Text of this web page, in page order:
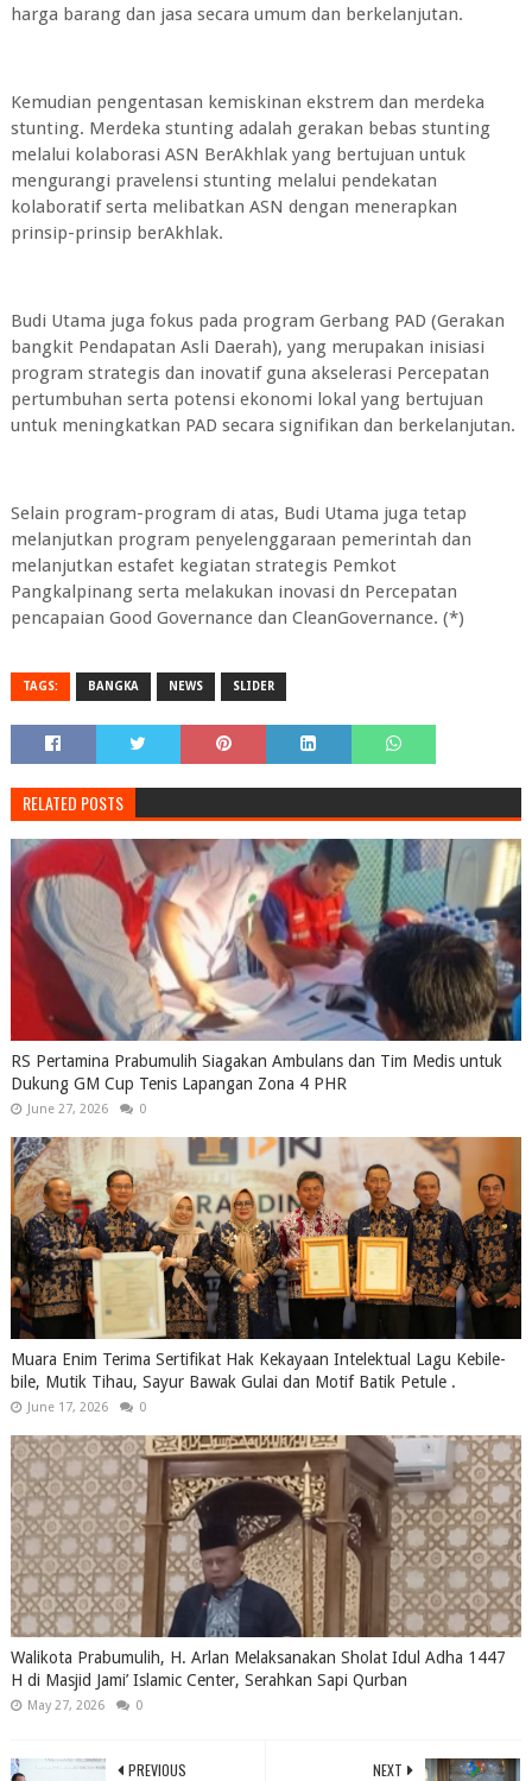
harga barang dan jasa secara umum dan berkelanjutan.
Kemudian pengentasan kemiskinan ekstrem dan merdeka
stunting. Merdeka stunting adalah gerakan bebas stunting
melalui kolaborasi ASN BerAkhlak yang bertujuan untuk
mengurangi pravelensi stunting melalui pendekatan
kolaboratif serta melibatkan ASN dengan menerapkan
prinsip-prinsip berAkhlak.
Budi Utama juga fokus pada program Gerbang PAD (Gerakan
bangkit Pendapatan Asli Daerah), yang merupakan inisiasi
program strategis dan inovatif guna akselerasi Percepatan
pertumbuhan serta potensi ekonomi lokal yang bertujuan
untuk meningkatkan PAD secara signifikan dan berkelanjutan.
Selain program-program di atas, Budi Utama juga tetap
melanjutkan program penyelenggaraan pemerintah dan
melanjutkan estafet kegiatan strategis Pemkot
Pangkalpinang serta melakukan inovasi dn Percepatan
pencapaian Good Governance dan CleanGovernance. (*)
TAGS: BANGKA NEWS SLIDER
RELATED POSTS
RS Pertamina Prabumulih Siagakan Ambulans dan Tim Medis untuk
Dukung GM Cup Tenis Lapangan Zona 4 PHR
June 27, 2026 0
Muara Enim Terima Sertifikat Hak Kekayaan Intelektual Lagu Kebile-
bile, Mutik Tihau, Sayur Bawak Gulai dan Motif Batik Petule .
June 17, 2026 0
Walikota Prabumulih, H. Arlan Melaksanakan Sholat Idul Adha 1447
H di Masjid Jami’ Islamic Center, Serahkan Sapi Qurban
May 27, 2026 0
NEXT
PREVIOUS